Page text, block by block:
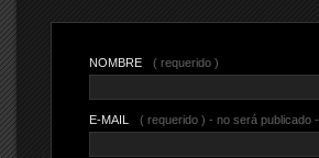
NOMBRE ( requerido )
E-MAIL ( requerido ) - no será publicado -